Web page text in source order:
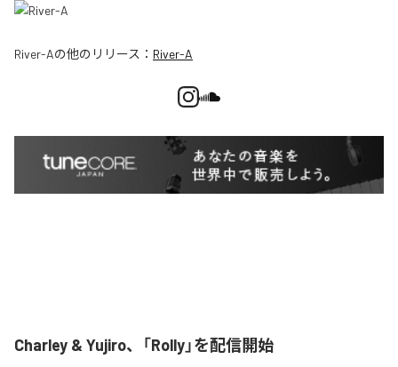
River-Aの他のリリース： River-A
Charley & Yujiro、「Rolly」を配信開始